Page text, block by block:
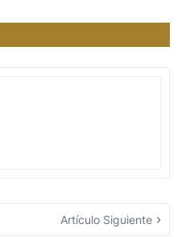
Artículo Siguiente